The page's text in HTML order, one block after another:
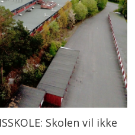
Skolen vil ikke